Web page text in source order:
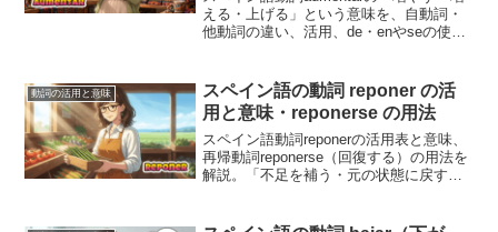
える・上げる」という意味を、自動詞・
他動詞の違い、活用、de・enやseの使い
動詞の活用と意味
スペイン語の動詞 reponer の活
用と意味・reponerse の用法
スペイン語動詞reponerの活用表と意味、
再帰動詞reponerse（回復する）の用法を
解説。「不足を補う・元の状態に戻す」
devolver（返す）との違いを論理的に整